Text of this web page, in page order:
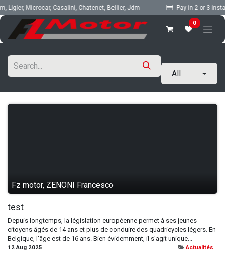
Skip to Content
Microcar, Casalini, Chatenet, Bellier, Jdm Pay in 2 or 3
0
All
Fz motor, ZENONI Francesco
test
Depuis longtemps, la législation européenne permet à ses jeunes
citoyens âgés de 14 ans et plus de conduire des quadricycles légers. En
Belgique, l'âge est de 16 ans. Bien évidemment, il s'agit unique...
12 Aug 2025 Actualités